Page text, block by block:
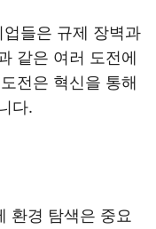
들은 규제 장벽과
같은 여러 도전에
전은 혁신을 통해
다.
환경 탐색은 중요